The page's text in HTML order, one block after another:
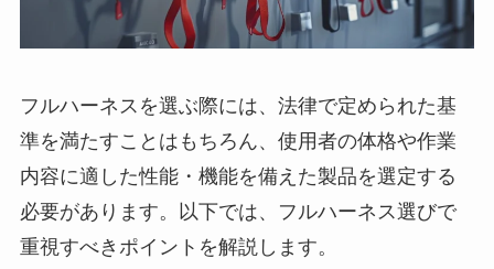
フルハーネスを選ぶ際には、法律で定められた基
準を満たすことはもちろん、使用者の体格や作業
内容に適した性能・機能を備えた製品を選定する
必要があります。以下では、フルハーネス選びで
重視すべきポイントを解説します。